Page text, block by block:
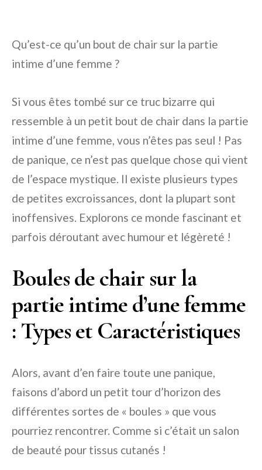
Qu’est-ce qu’un bout de chair sur la partie
intime d’une femme ?
Si vous êtes tombé sur ce truc bizarre qui
ressemble à un petit bout de chair dans la partie
intime d’une femme, vous n’êtes pas seul ! Pas
de panique, ce n’est pas quelque chose qui vient
de l’espace mystique. Il existe plusieurs types
de petites excroissances, dont la plupart sont
inoffensives. Explorons ce monde fascinant et
parfois déroutant avec humour et légèreté !
Boules de chair sur la
partie intime d’une femme
: Types et Caractéristiques
Alors, avant d’en faire toute une panique,
faisons d’abord un petit tour d’horizon des
différentes sortes de « boules » que vous
pourriez rencontrer. Comme si c’était un salon
de beauté pour tissus cutanés !